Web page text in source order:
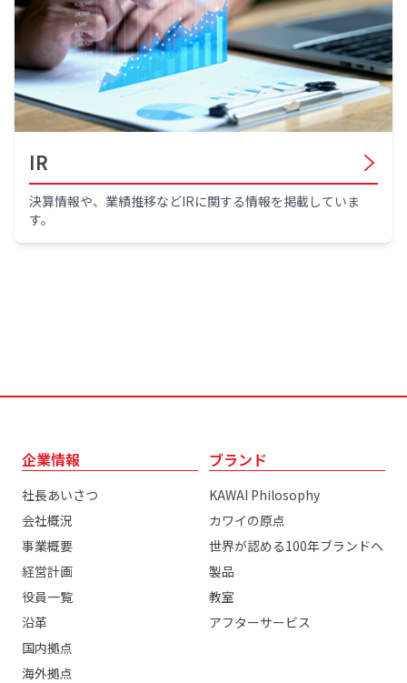
IR
決算情報や、業績推移などIRに関する情報を掲載していま
す。
企業情報
社長あいさつ
会社概況
事業概要
経営計画
役員一覧
沿革
国内拠点
海外拠点
ブランド
KAWAI Philosophy
カワイの原点
世界が認める100年ブランドへ
製品
教室
アフターサービス